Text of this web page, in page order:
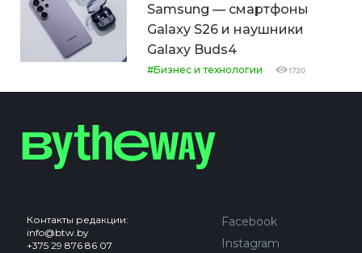
Samsung — смартфоны
Galaxy S26 и наушники
Galaxy Buds4
#Бизнес и технологии 1720
Контакты редакции:
info@btw.by
+375 29 876 86 07
Facebook
Instagram